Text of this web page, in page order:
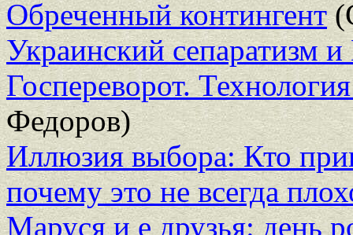
Обреченный контингент
Украинский сепаратизм
Госпереворот.
Федоров)
Иллюзия выбора: Кто
почему это не всегда
Маруся и е друзья: день